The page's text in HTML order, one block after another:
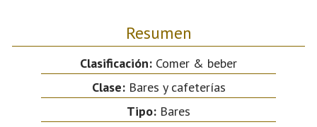
Resumen
Clasificación: Comer & beber
Clase:Bares y cafeterías
Tipo: Bares